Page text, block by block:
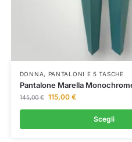
DONNA, PANTALONI E 5 TASCHE
Pantalone Marella
145,00€ 115,00 €
Scegli